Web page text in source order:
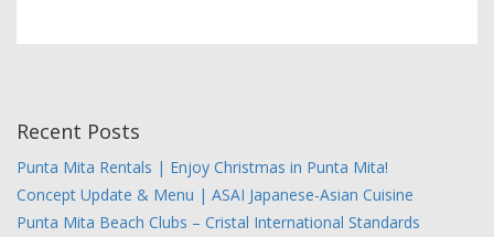
Recent Posts
Punta Mita Rentals | Enjoy Christmas in Punta Mita!
Concept Update & Menu | ASAI Japanese-Asian Cuisine
Punta Mita Beach Clubs – Cristal International Standards